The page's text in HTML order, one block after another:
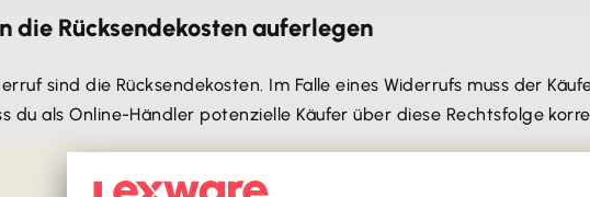
die Rücksendekosten auferlegen
sind die Rücksendekosten. Im Falle eines Widerrufs muss der
du als Online-Händler potenzielle Käufer über diese Rechtsfolge